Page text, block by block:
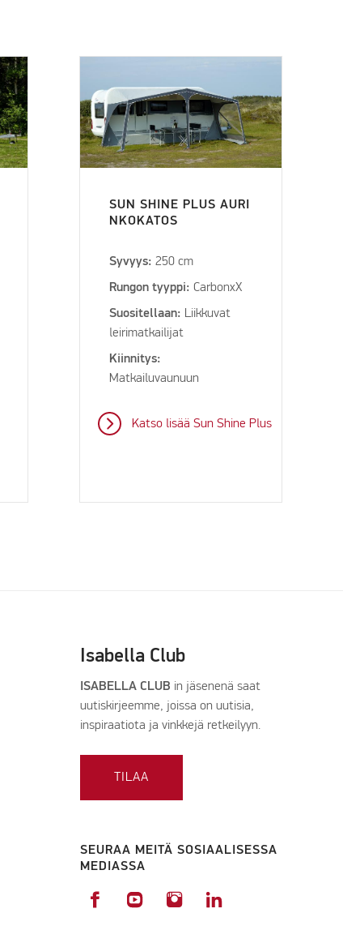
SUN SHINE PLUS AURI
NKOKATOS
Syvyys: 250 cm
Rungon tyyppi: CarbonxX
Suositellaan: Liikkuvat
leirimatkailijat
Kiinnitys:
Matkailuvaunuun
Katso lisää Sun Shine Plus
Isabella Club
ISABELLA CLUB in jäsenenä saat
uutiskirjeemme, joissa on uutisia,
inspiraatiota ja vinkkejä retkeilyyn.
TILAA
SEURAA MEITÄ SOSIAALISESSA
MEDIASSA